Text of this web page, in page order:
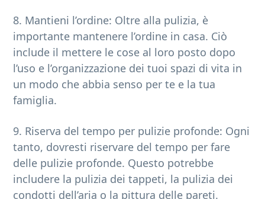
8. Mantieni l’ordine: Oltre alla pulizia, è
importante mantenere l’ordine in casa. Ciò
include il mettere le cose al loro posto dopo
l’uso e l’organizzazione dei tuoi spazi di vita in
un modo che abbia senso per te e la tua
famiglia.
9. Riserva del tempo per pulizie profonde: Ogni
tanto, dovresti riservare del tempo per fare
delle pulizie profonde. Questo potrebbe
includere la pulizia dei tappeti, la pulizia dei
condotti dell’aria o la pittura delle pareti.